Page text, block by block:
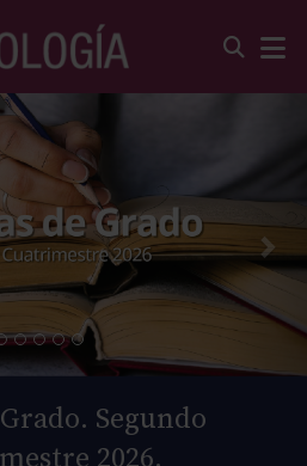
Segundo
2026.